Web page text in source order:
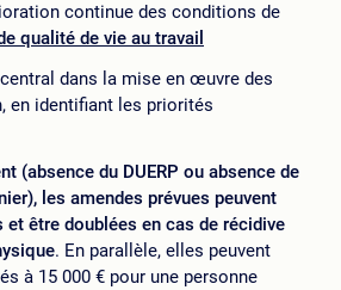
continue des conditions de
qualité de vie au travail
dans la mise en œuvre des
en identifiant les priorités
(absence du DUERP ou absence de
les amendes prévues peuvent
être doublées en cas de récidive
. En parallèle, elles peuvent
à 15 000 € pour une personne